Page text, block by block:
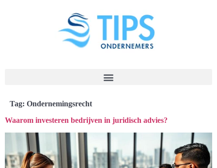
Tag: Ondernemingsrecht
Waarom investeren bedrijven in juridisch advies?